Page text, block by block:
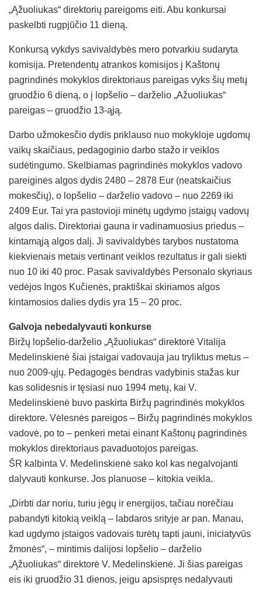
„Ąžuoliukas“ direktorių pareigoms eiti. Abu konkursai
paskelbti rugpjūčio 11 dieną.
Konkursą vykdys savivaldybės mero potvarkiu sudaryta
komisija. Pretendentų atrankos komisijos į Kaštonų
pagrindinės mokyklos direktoriaus pareigas vyks šių metų
gruodžio 6 dieną, o į lopšelio – darželio „Ažuoliukas“
pareigas – gruodžio 13-ąją.
Darbo užmokesčio dydis priklauso nuo mokykloje ugdomų
vaikų skaičiaus, pedagoginio darbo stažo ir veiklos
sudėtingumo. Skelbiamas pagrindinės mokyklos vadovo
pareiginės algos dydis 2480 – 2878 Eur (neatskaičius
mokesčių), o lopšelio – darželio vadovo – nuo 2269 iki
2409 Eur. Tai yra pastovioji minėtų ugdymo įstaigų vadovų
algos dalis. Direktoriai gauna ir vadinamuosius priedus –
kintamąją algos dalį. Ji savivaldybės tarybos nustatoma
kiekvienais metais vertinant veiklos rezultatus ir gali siekti
nuo 10 iki 40 proc. Pasak savivaldybės Personalo skyriaus
vedėjos Ingos Kučienės, praktiškai skiriamos algos
kintamosios dalies dydis yra 15 – 20 proc.
Galvoja nebedalyvauti konkurse
Biržų lopšelio-darželio „Ąžuoliukas“ direktorė Vitalija
Medelinskienė šiai įstaigai vadovauja jau tryliktus metus –
nuo 2009-ųjų. Pedagogės bendras vadybinis stažas kur
kas solidesnis ir tęsiasi nuo 1994 metų, kai V.
Medelinskienė buvo paskirta Biržų pagrindinės mokyklos
direktore. Vėlesnės pareigos – Biržų pagrindinės mokyklos
vadovė, po to – penkeri metai einant Kaštonų pagrindinės
mokyklos direktoriaus pavaduotojos pareigas.
ŠR kalbinta V. Medelinskienė sako kol kas negalvojanti
dalyvauti konkurse. Jos planuose – kitokia veikla.
„Dirbti dar noriu, turiu jėgų ir energijos, tačiau norėčiau
pabandyti kitokią veiklą – labdaros srityje ar pan. Manau,
kad ugdymo įstaigos vadovais turėtų tapti jauni, iniciatyvūs
žmonės“, – mintimis dalijosi lopšelio – darželio
„Ąžuoliukas“ direktorė V. Medelinskienė. Ji šias pareigas
eis iki gruodžio 31 dienos, jeigu apsispręs nedalyvauti